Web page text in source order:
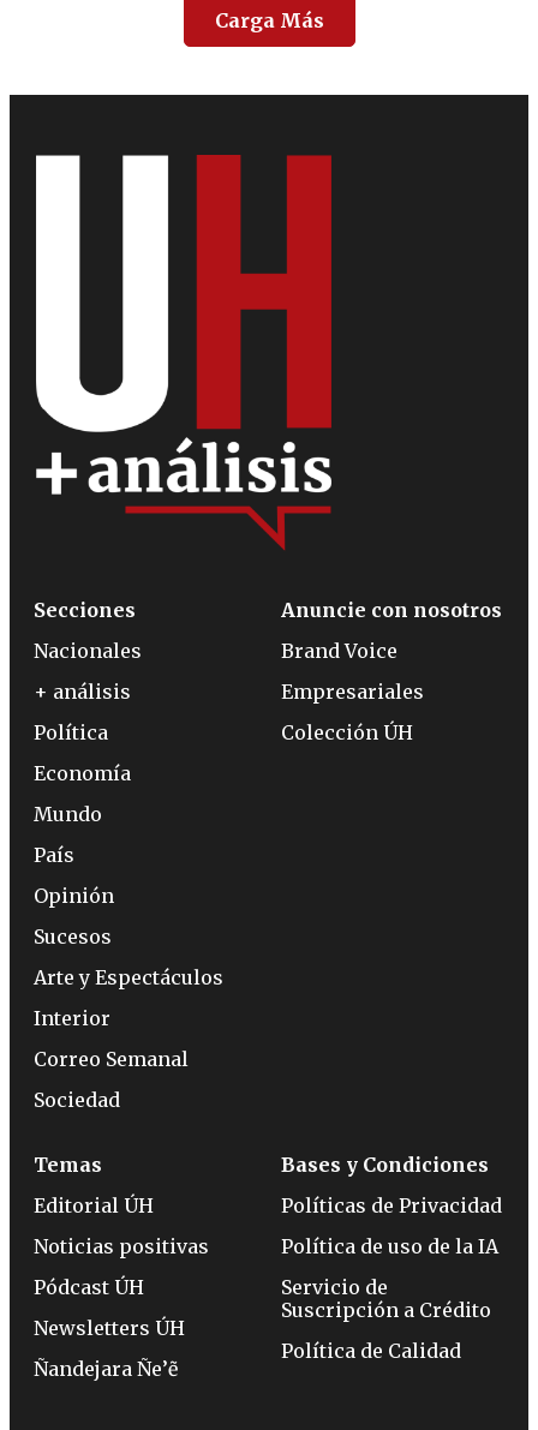
Carga Más
Secciones
Nacionales
+ análisis
Política
Economía
Mundo
País
Opinión
Sucesos
Arte y Espectáculos
Interior
Correo Semanal
Sociedad
Anuncie con nosotros
Brand Voice
Empresariales
Colección ÚH
Temas
Editorial ÚH
Noticias positivas
Pódcast ÚH
Newsletters ÚH
Ñandejara Ñe’ẽ
Bases y Condiciones
Políticas de Privacidad
Política de uso de la IA
Servicio de
Suscripción a Crédito
Política de Calidad